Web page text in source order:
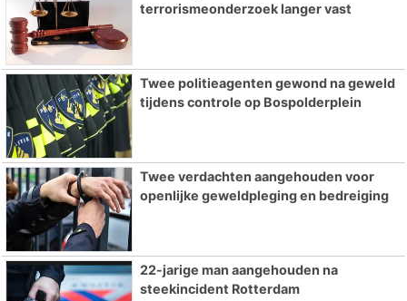
terrorismeonderzoek langer vast
Twee politieagenten gewond na geweld
tijdens controle op Bospolderplein
Twee verdachten aangehouden voor
openlijke geweldpleging en bedreiging
22-jarige man aangehouden na
steekincident Rotterdam